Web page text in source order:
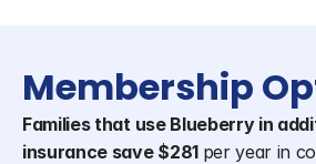
Membership
Families that use Blueberry in
insurance save $281 per year in